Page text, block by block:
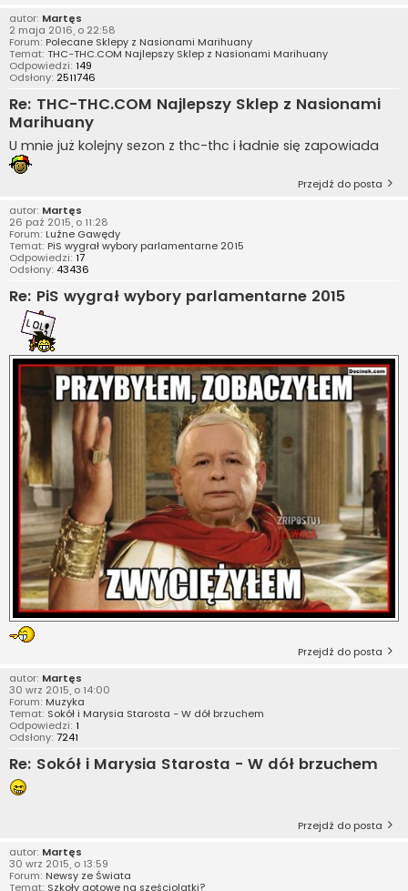
autor: Martęs
2 maja 2016, o 22:58
Forum: Polecane Sklepy z Nasionami Marihuany
Temat: THC-THC.COM Najlepszy Sklep z Nasionami Marihuany
Odpowiedzi: 149
Odsłony: 2511746
Re: THC-THC.COM Najlepszy Sklep z Nasionami
Marihuany
U mnie już kolejny sezon z thc-thc i ładnie się zapowiada
Przejdź do posta
autor: Martęs
26 paź 2015, o 11:28
Forum: Luźne Gawędy
Temat: PiS wygrał wybory parlamentarne 2015
Odpowiedzi: 17
Odsłony: 43436
Re: PiS wygrał wybory parlamentarne 2015
Przejdź do posta
autor: Martęs
30 wrz 2015, o 14:00
Forum: Muzyka
Temat: Sokół i Marysia Starosta - W dół brzuchem
Odpowiedzi: 1
Odsłony: 7241
Re: Sokół i Marysia Starosta - W dół brzuchem
Przejdź do posta
autor: Martęs
30 wrz 2015, o 13:59
Forum: Newsy ze Świata
Temat: Szkoły gotowe na sześciolatki?